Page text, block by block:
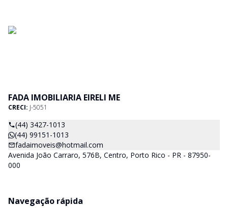
FADA IMOBILIARIA EIRELI ME
CRECI: J-5051
(44) 3427-1013
(44) 99151-1013
fadaimoveis@hotmail.com
Avenida João Carraro, 576B, Centro, Porto Rico - PR - 87950-
000
Navegação rápida